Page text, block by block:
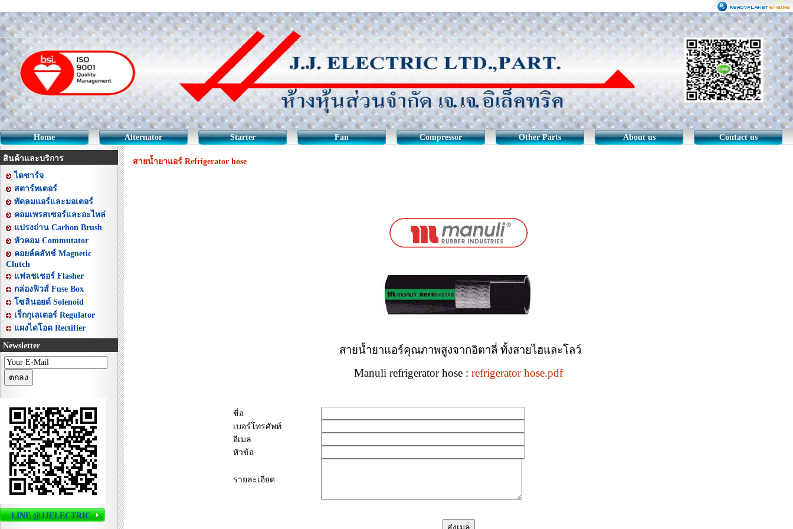
Home Alternator Starter Fan Compressor Other Parts About us Contact us
สินค้าและบริการ
ไดชาร์จ
สตาร์ทเตอร์
พัดลมแอร์และมอเตอร์
คอมเพรสเซอร์และอะไหล่
แปรงถ่าน Carbon Brush
หัวคอม Commutator
คอยล์คลัทช์ Magnetic
Clutch
แฟลชเชอร์ Flasher
กล่องฟิวส์ Fuse Box
โซลินอยด์ Solenoid
เร็กกุเลเตอร์ Regulator
แผงไดโอด Rectifier
Newsletter
LINE @JJELECTRIC
สายน้ำยาแอร์ Refrigerator hose
สายน้ำยาแอร์คุณภาพสูงจากอิตาลี่ ทั้งสายไฮและโลว์
Manuli refrigerator hose : refrigerator hose.pdf
ชื่อ
เบอร์โทรศัพท์
อีเมล
หัวข้อ
รายละเอียด